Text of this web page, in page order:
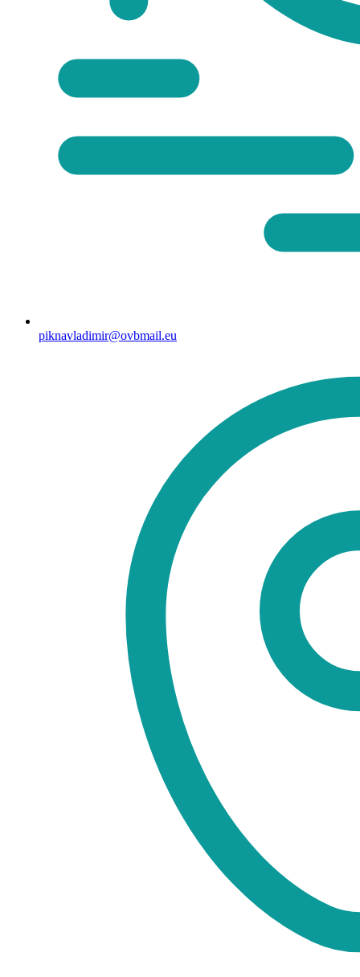
piknavladimir@ovbmail.eu